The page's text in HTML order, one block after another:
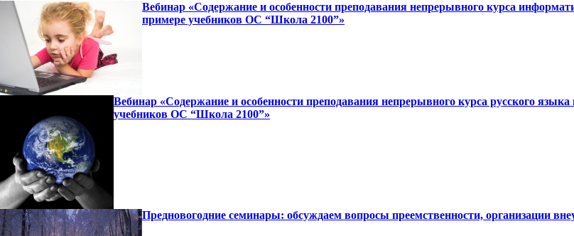
Вебинар «Содержание и особенности преподавания непрерывного курса
примере учебников ОС “Школа 2100”»
Вебинар «Содержание и особенности преподавания непрерывного курса русского
учебников ОС “Школа 2100”»
Предновогодние семинары: обсуждаем вопросы преемственности, организации